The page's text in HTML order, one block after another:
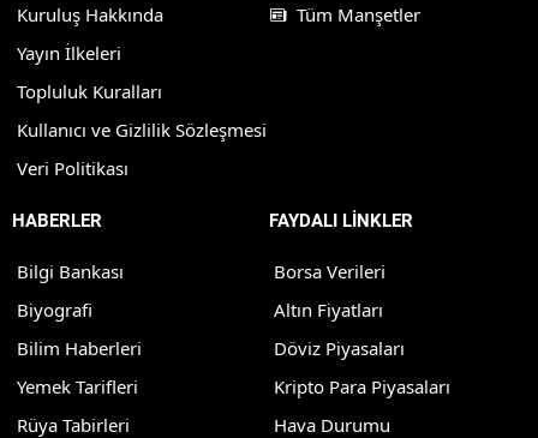
Kuruluş Hakkında
Yayın İlkeleri
Topluluk Kuralları
Kullanıcı ve Gizlilik Sözleşmesi
Veri Politikası
Tüm Manşetler
HABERLER
Bilgi Bankası
Biyografi
Bilim Haberleri
Yemek Tarifleri
Rüya Tabirleri
FAYDALI LİNKLER
Borsa Verileri
Altın Fiyatları
Döviz Piyasaları
Kripto Para Piyasaları
Hava Durumu